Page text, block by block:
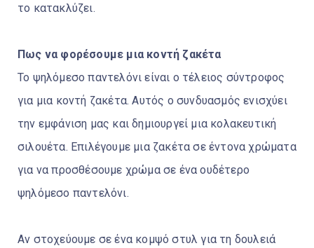
το κατακλύζει.
Πως να φορέσoυμε μια κοντή ζακέτα
Το ψηλόμεσο παντελόνι είναι ο τέλειος σύντροφος
για μια κοντή ζακέτα. Αυτός ο συνδυασμός ενισχύει
την εμφάνιση μας και δημιουργεί μια κολακευτική
σιλουέτα. Επιλέγουμε μια ζακέτα σε έντονα χρώματα
για να προσθέσουμε χρώμα σε ένα ουδέτερο
ψηλόμεσο παντελόνι.
Αν στοχεύουμε σε ένα κομψό στυλ για τη δουλειά